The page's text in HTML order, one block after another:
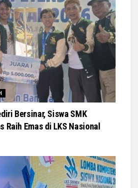
Bersinar, Siswa SMK
Raih Emas di LKS Nasional